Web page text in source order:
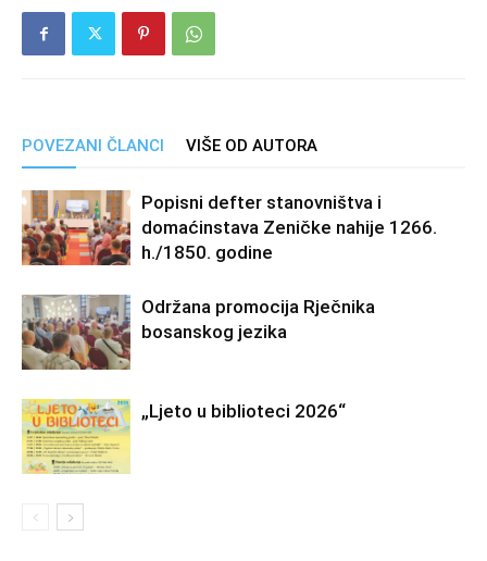
POVEZANI ČLANCI VIŠE OD AUTORA
Popisni defter stanovništva i
domaćinstava Zeničke nahije 1266.
h./1850. godine
Održana promocija Rječnika
bosanskog jezika
„Ljeto u biblioteci 2026“